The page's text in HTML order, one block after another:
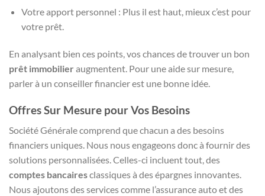
Votre apport personnel : Plus il est haut, mieux c’est pour
votre prêt.
En analysant bien ces points, vos chances de trouver un bon
prêt immobilier augmentent. Pour une aide sur mesure,
parler à un conseiller financier est une bonne idée.
Offres Sur Mesure pour Vos Besoins
Société Générale comprend que chacun a des besoins
financiers uniques. Nous nous engageons donc à fournir des
solutions personnalisées. Celles-ci incluent tout, des
comptes bancairesclassiques à des épargnes innovantes.
Nous ajoutons des services comme l’assurance auto et des